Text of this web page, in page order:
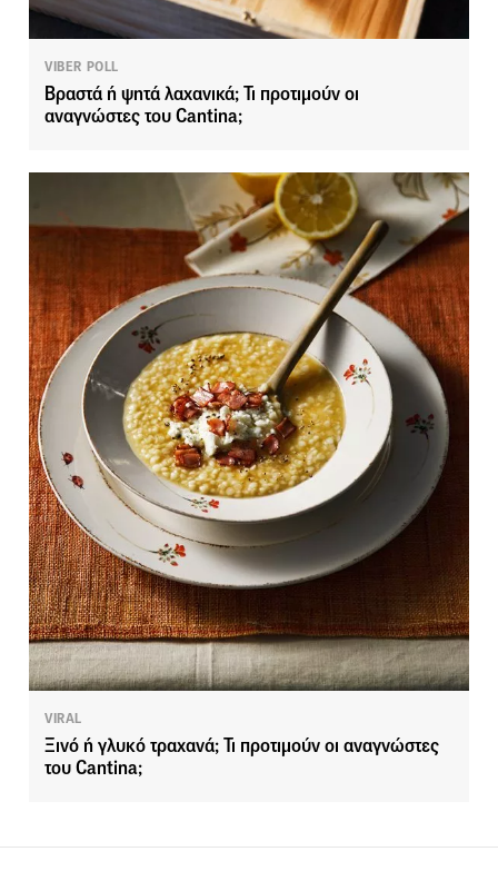
VIBER POLL
Βραστά ή ψητά λαχανικά; Τι προτιμούν οι
αναγνώστες του Cantina;
VIRAL
Ξινό ή γλυκό τραχανά; Τι προτιμούν οι αναγνώστες
του Cantina;